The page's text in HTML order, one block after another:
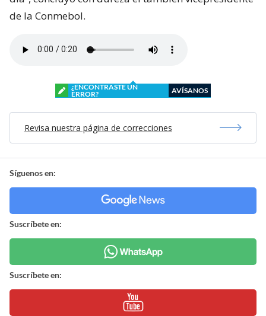
de la Conmebol.
¿ENCONTRASTE UN
ERROR?
AVÍSANOS
Revisa nuestra página de correcciones
Síguenos en:
Suscríbete en:
Suscríbete en: